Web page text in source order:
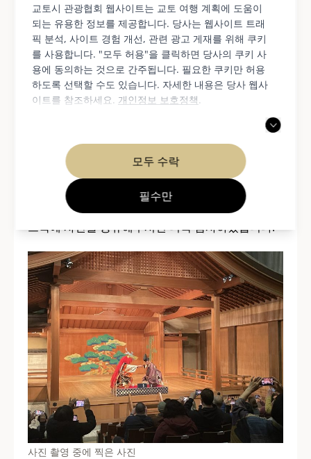
교토시 관광협회 웹사이트는 교토 여행 계획에 도움이
되는 유용한 정보를 제공합니다. 당사는 웹사이트 트래
픽 분석, 사이트 경험 개선, 관련 광고 게재를 위해 쿠키
를 사용합니다. "모두 허용"을 클릭하면 당사의 쿠키 사
용에 동의하는 것으로 간주됩니다. 필요한 쿠키만 허용
하도록 선택할 수도 있습니다. 자세한 내용은 당사 웹사
이트를 참조하세요. 개인정보 보호정책.
모두 수락
필수만
영어 설명:
본 프로그램은 엄선된 노(能)와 교겐(教能) 공연으로
구성되어 있으며, 공연에 앞서 해당 예술 분야 전문가
의 영어 소개가 제공됩니다.
공연이 끝난 후에는 무대와 배우들의 사진을 찍을 수
있는 시간이 마련되어 있습니다. 일본 여행의 소중한
추억을 사진으로 남겨보세요. 인스타그램이나 페이
스북에 사진을 공유해주시면 더욱 감사하겠습니다.
사진 촬영 중에 찍은 사진